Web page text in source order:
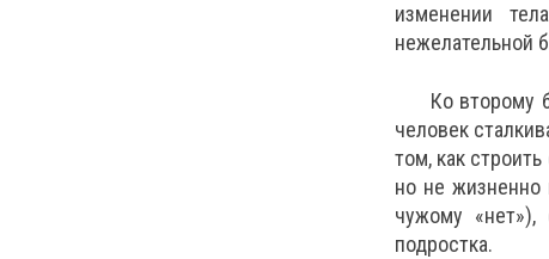
изменении
нежелательной
Ко второму
человек
том, как
но не жизненно
чужому
подростка.